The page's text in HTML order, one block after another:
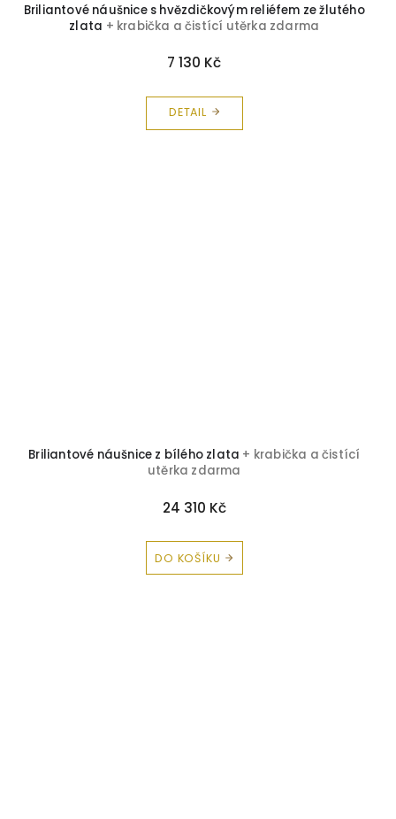
Briliantové náušnice s hvězdičkovým reliéfem ze žlutého
zlata + krabička a čistící utěrka zdarma
7 130 Kč
DETAIL
Briliantové náušnice z bílého zlata + krabička a čistící
utěrka zdarma
24 310 Kč
DO KOŠÍKU